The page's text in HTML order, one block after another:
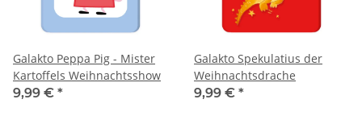
Galakto Peppa Pig - Mister
Kartoffels Weihnachtsshow
9,99 € *
Galakto Spekulatius der
Weihnachtsdrache
9,99 € *